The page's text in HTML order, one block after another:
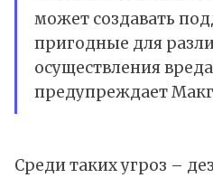
может создавать
пригодные для
осуществления
предупреждает
Среди таких угроз –